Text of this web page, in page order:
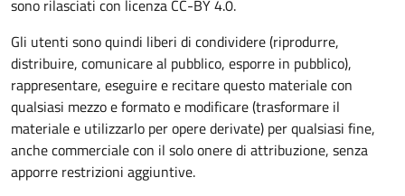
sono rilasciati con licenza CC-BY 4.0.
Gli utenti sono quindi liberi di condividere (riprodurre,
distribuire, comunicare al pubblico, esporre in pubblico),
rappresentare, eseguire e recitare questo materiale con
qualsiasi mezzo e formato e modificare (trasformare il
materiale e utilizzarlo per opere derivate) per qualsiasi fine,
anche commerciale con il solo onere di attribuzione, senza
apporre restrizioni aggiuntive.